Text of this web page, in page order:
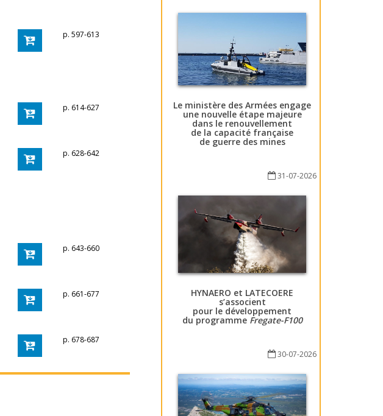
p. 597-613
p. 614-627
p. 628-642
p. 643-660
p. 661-677
p. 678-687
Le ministère des Armées engage
une nouvelle étape majeure
dans le renouvellement
de la capacité française
de guerre des mines
31-07-2026
HYNAERO et LATECOERE
s’associent
pour le développement
du programme Fregate-F100
30-07-2026